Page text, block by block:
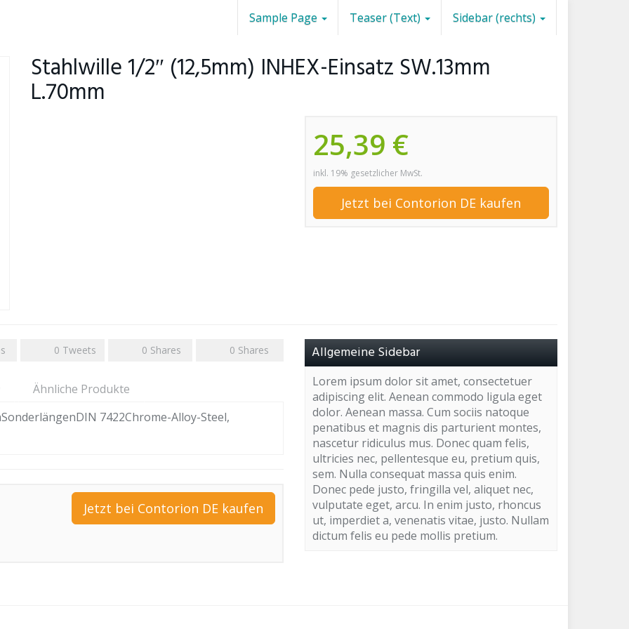
Sample Page Teaser (Text) Sidebar (rechts)
Stahlwille 1/2″ (12,5mm) INHEX-Einsatz SW.13mm
L.70mm
25,39 €
inkl. 19% gesetzlicher MwSt.
Jetzt bei Contorion DE kaufen
0 Tweets 0 Shares 0 Shares
Ähnliche Produkte
7422Chrome-Alloy-Steel,
Jetzt bei Contorion DE kaufen
Allgemeine Sidebar
Lorem ipsum dolor sit amet, consectetuer
adipiscing elit. Aenean commodo ligula eget
dolor. Aenean massa. Cum sociis natoque
penatibus et magnis dis parturient montes,
nascetur ridiculus mus. Donec quam felis,
ultricies nec, pellentesque eu, pretium quis,
sem. Nulla consequat massa quis enim.
Donec pede justo, fringilla vel, aliquet nec,
vulputate eget, arcu. In enim justo, rhoncus
ut, imperdiet a, venenatis vitae, justo. Nullam
dictum felis eu pede mollis pretium.